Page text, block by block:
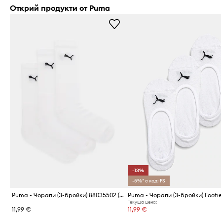
Открий продукти от Puma
Puma - Чорапи (3-бройки) 88035502 (3-pack)
11,99 €
-13%
-5%* с код: FS
Puma - Чорапи (3-бройки)
Текуща цена:
11,99 €